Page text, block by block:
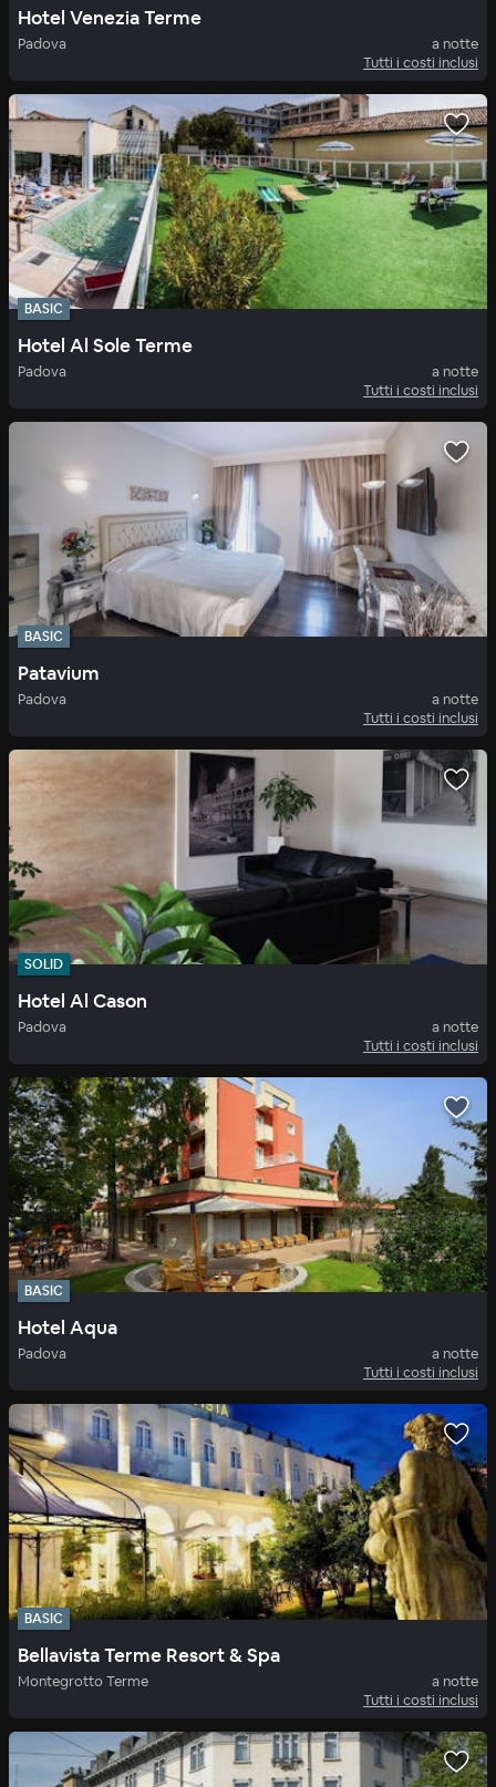
Hotel Venezia Terme
Padova
a notte
Tutti i costi inclusi
BASIC
Hotel Al Sole Terme
Padova
a notte
Tutti i costi inclusi
BASIC
Patavium
Padova
a notte
Tutti i costi inclusi
SOLID
Hotel Al Cason
Padova
a notte
Tutti i costi inclusi
BASIC
Hotel Aqua
Padova
a notte
Tutti i costi inclusi
BASIC
Bellavista Terme Resort & Spa
Montegrotto Terme
a notte
Tutti i costi inclusi